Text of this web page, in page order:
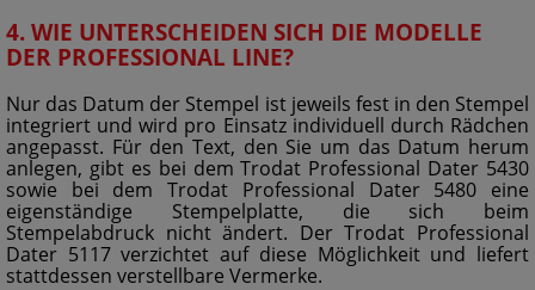
4. WIE UNTERSCHEIDEN SICH DIE MODELLE
DER PROFESSIONAL LINE?
Nur das Datum der Stempel ist jeweils fest in den Stempel
integriert und wird pro Einsatz individuell durch Rädchen
angepasst. Für den Text, den Sie um das Datum herum
anlegen, gibt es bei dem Trodat Professional Dater 5430
sowie bei dem Trodat Professional Dater 5480 eine
eigenständige Stempelplatte, die sich beim
Stempelabdruck nicht ändert. Der Trodat Professional
Dater 5117 verzichtet auf diese Möglichkeit und liefert
stattdessen verstellbare Vermerke.